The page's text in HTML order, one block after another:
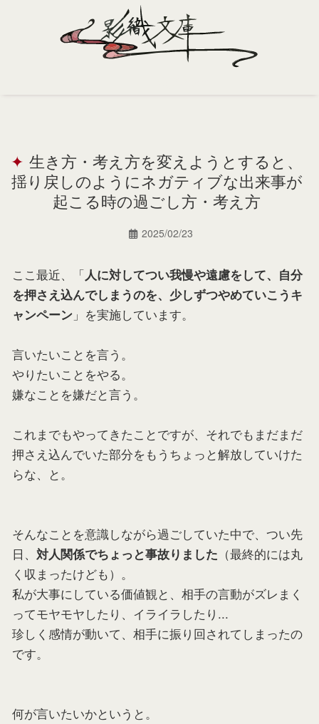
Portfolio
Support
生き方・考え方を変えようとすると、
揺り戻しのようにネガティブな出来事が
起こる時の過ごし方・考え方
2025/02/23
ここ最近、「人に対してつい我慢や遠慮をして、自分
を押さえ込んでしまうのを、少しずつやめていこうキ
ャンペーン 」を実施しています。
言いたいことを言う。
やりたいことをやる。
嫌なことを嫌だと言う。
これまでもやってきたことですが、それでもまだまだ
押さえ込んでいた部分をもうちょっと解放していけた
らな、と。
そんなことを意識しながら過ごしていた中で、つい先
日、 対人関係でちょっと事故りました （最終的には丸
く収まったけども）。
私が大事にしている価値観と、相手の言動がズレまく
ってモヤモヤしたり、イライラしたり...
珍しく感情が動いて、相手に振り回されてしまったの
です。
何が言いたいかというと。